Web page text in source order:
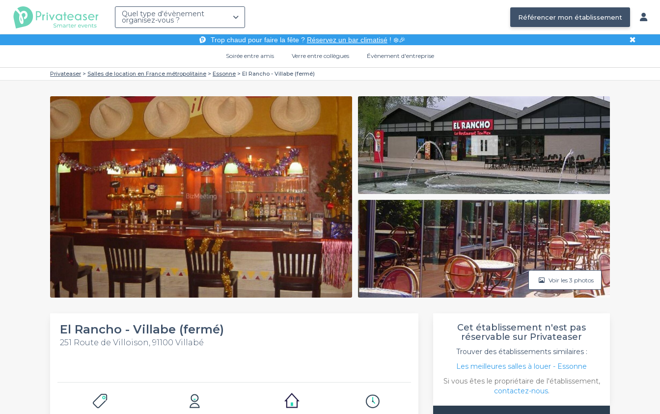
Quel type d'évènement
organisez-vous ? Référencer mon établissement
Trop chaud pour faire la fête ? Réservez un bar climatisé! ❄️🎉 ✖
Soirée entre amis Verre entre collègues Évènement d'entreprise
Privateaser Salles de location en France métropolitaine Essonne El Rancho - Villabe (fermé)
Voir les 3 photos
El Rancho - Villabe (fermé)
251 Route de Villoison, 91100 Villabé
Cet établissement n'est pas
réservable sur Privateaser
Trouver des établissements similaires :
Les meilleures salles à louer - Essonne
Si vous êtes le propriétaire de l'établissement,
contactez-nous.